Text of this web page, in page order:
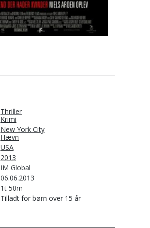
Thriller
Krimi
New York City
Hævn
USA
2013
IM Global
06.06.2013
1t 50m
Tilladt for børn over 15 år